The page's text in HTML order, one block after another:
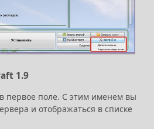
1.9
первое поле. С этим именем вы
и отображаться в списке